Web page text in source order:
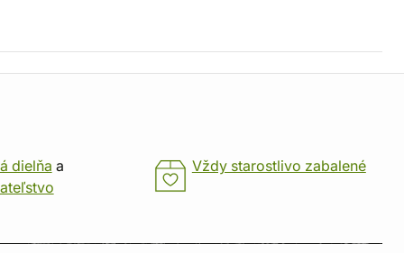
dielňa a
Vždy starostlivo zabalené